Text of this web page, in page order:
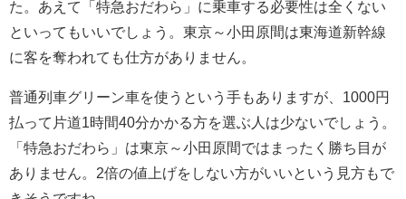
た。あえて「特急おだわら」に乗車する必要性は全くない
といってもいいでしょう。東京～小田原間は東海道新幹線
に客を奪われても仕方がありません。
普通列車グリーン車を使うという手もありますが、1000円
払って片道1時間40分かかる方を選ぶ人は少ないでしょう。
「特急おだわら」は東京～小田原間ではまったく勝ち目が
ありません。2倍の値上げをしない方がいいという見方もで